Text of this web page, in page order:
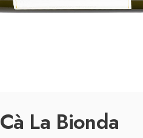
Cà La Bionda